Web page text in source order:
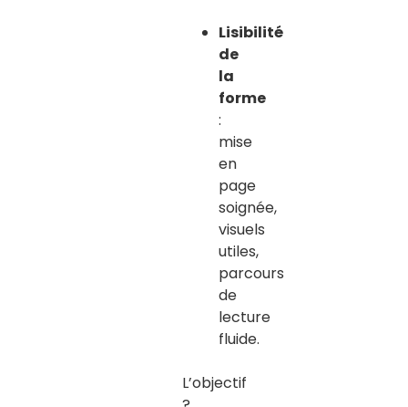
Lisibilité
de
la
forme
:
mise
en
page
soignée,
visuels
utiles,
parcours
de
lecture
fluide.
L’objectif